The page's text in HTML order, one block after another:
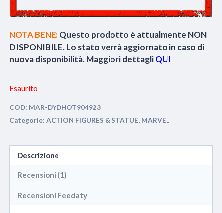
NOTA BENE:Questo prodotto è attualmente NON
DISPONIBILE. Lo stato verrà aggiornato in caso di
nuova disponibilità. Maggiori dettagliQUI
Esaurito
COD: MAR-DYDHOT904923
Categorie:ACTION FIGURES & STATUE, MARVEL
Descrizione
Recensioni (1)
Recensioni Feedaty